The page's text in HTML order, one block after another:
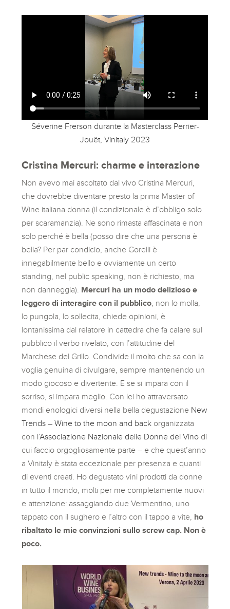
Séverine Frerson durante la Masterclass Perrier-
Jouët, Vinitaly 2023
Cristina Mercuri: charme e interazione
Non avevo mai ascoltato dal vivo Cristina Mercuri,
che dovrebbe diventare presto la prima Master of
Wine italiana donna (il condizionale è d’obbligo solo
per scaramanzia). Ne sono rimasta affascinata e non
solo perché è bella (posso dire che una persona è
bella? Per par condicio, anche Gorelli è
innegabilmente bello e ovviamente un certo
standing, nel public speaking, non è richiesto, ma
non danneggia). Mercuri ha un modo delizioso e
leggero di interagire con il pubblico , non lo molla,
lo pungola, lo sollecita, chiede opinioni, è
lontanissima dal relatore in cattedra che fa calare sul
pubblico il verbo rivelato, con l’attitudine del
Marchese del Grillo. Condivide il molto che sa con la
voglia genuina di divulgare, sempre mantenendo un
modo giocoso e divertente. E se si impara con il
sorriso, si impara meglio. Con lei ho attraversato
mondi enologici diversi nella bella degustazione New
Trends – Wine to the moon and back organizzata
con l’Associazione Nazionale delle Donne del Vino di
cui faccio orgogliosamente parte – e che quest’anno
a Vinitaly è stata eccezionale per presenza e quanti
di eventi creati. Ho degustato vini prodotti da donne
in tutto il mondo, molti per me completamente nuovi
e attenzione: assaggiando due Vermentino, uno
tappato con il sughero e l’altro con il tappo a vite, ho
ribaltato le mie convinzioni sullo screw cap. Non è
poco.